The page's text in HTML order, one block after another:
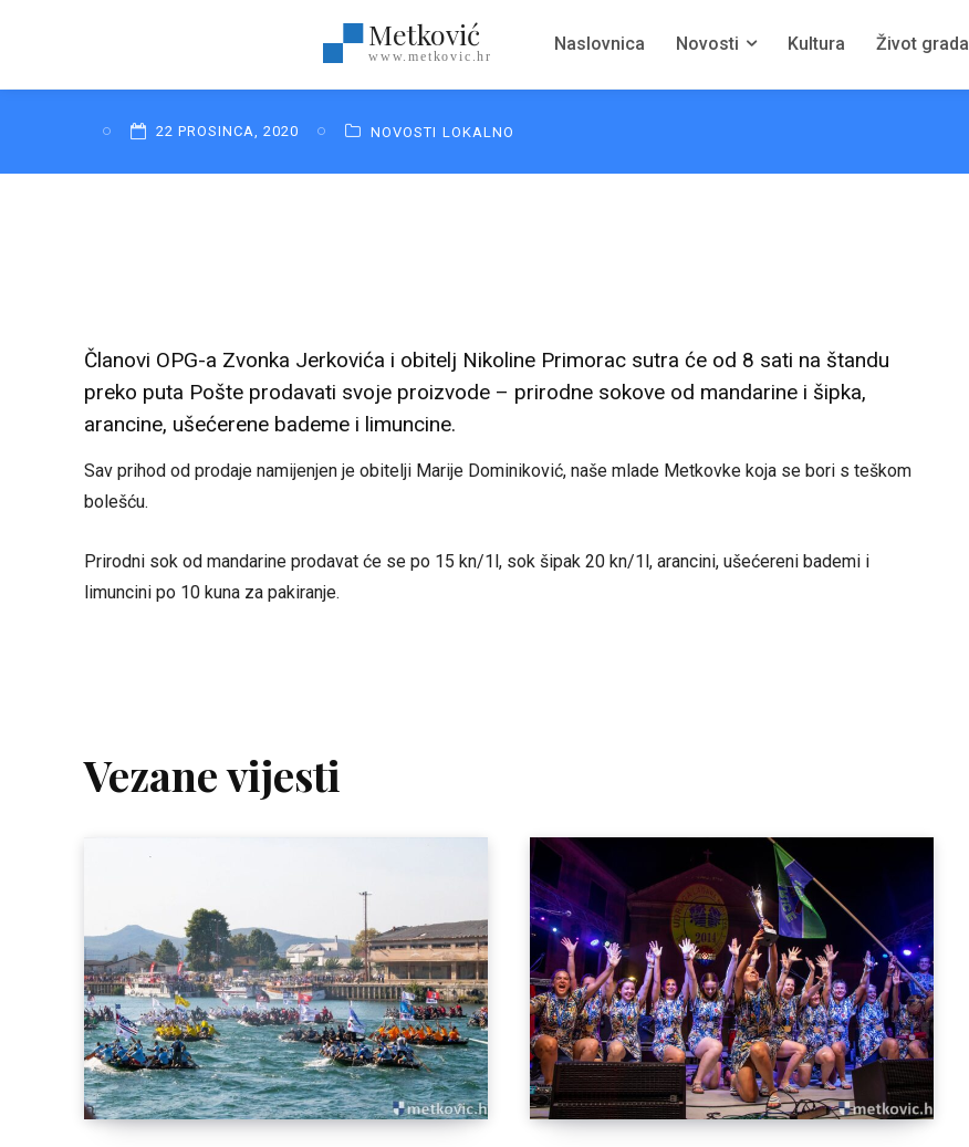
Metković
www.metkovic.hr
Naslovnica Novosti Kultura Život grada
22 PROSINCA, 2020 NOVOSTI LOKALNO
Članovi OPG-a Zvonka Jerkovića i obitelj Nikoline Primorac sutra će od 8 sati na štandu
preko puta Pošte prodavati svoje proizvode – prirodne sokove od mandarine i šipka,
arancine, ušećerene bademe i limuncine.
Sav prihod od prodaje namijenjen je obitelji Marije Dominiković, naše mlade Metkovke koja se bori s teškom
bolešću.
Prirodni sok od mandarine prodavat će se po 15 kn/1l, sok šipak 20 kn/1l, arancini, ušećereni bademi i
limuncini po 10 kuna za pakiranje.
Vezane vijesti